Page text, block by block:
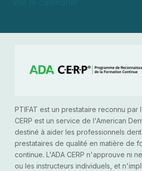
PTIFAT est un prestataire reconnu par
CERP est un service de l'American
destiné à aider les professionnels
prestataires de qualité en matière de
continue. L'ADA CERP n'approuve ni
ou les instructeurs individuels, et